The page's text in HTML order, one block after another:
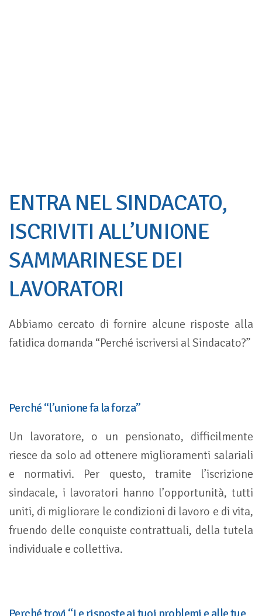
ENTRA NEL SINDACATO,
ISCRIVITI ALL’UNIONE
SAMMARINESE DEI
LAVORATORI
Abbiamo cercato di fornire alcune risposte alla
fatidica domanda “Perché iscriversi al Sindacato?”
Perché “l’unione fa la forza”
Un lavoratore, o un pensionato, difficilmente
riesce da solo ad ottenere miglioramenti salariali
e normativi. Per questo, tramite l’iscrizione
sindacale, i lavoratori hanno l’opportunità, tutti
uniti, di migliorare le condizioni di lavoro e di vita,
fruendo delle conquiste contrattuali, della tutela
individuale e collettiva.